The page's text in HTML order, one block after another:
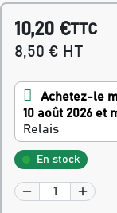
10,20 €TTC
8,50 € HT
Achetez-le
10 août 2026 et
Relais
En stock